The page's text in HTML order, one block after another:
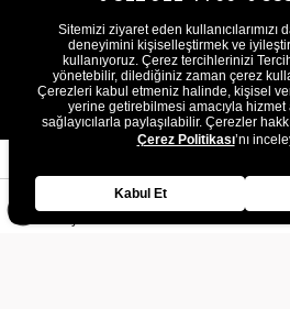
E-Posta
Sitemizi ziyaret eden kullanıcılarımızı
deneyimini kişiselleştirmek ve
kullanıyoruz. Çerez tercihlerinizi
yönetebilir, dilediğiniz zaman çerez
Çerezleri kabul etmeniz halinde, kişisel
yerine getirebilmesi amacıyla hizmet
sağlayıcılarla paylaşılabilir. Çerezler
Çerez Politikası’nı
Kabul Et